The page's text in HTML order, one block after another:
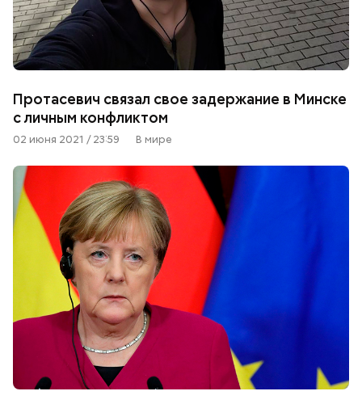
Протасевич связал свое задержание в Минске
с личным конфликтом
02 июня 2021 / 23:59 В мире